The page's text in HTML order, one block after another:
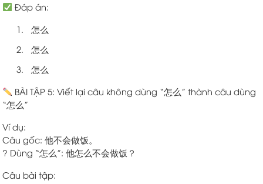
Đáp án:
怎么
怎么
怎么
BÀI TẬP 5: Viết lại câu không dùng “怎么” thành câu dùng
“怎么”
Ví dụ:
Câu gốc: 他不会做饭。
? Dùng “怎么”: 他怎么不会做饭？
Câu bài tập: